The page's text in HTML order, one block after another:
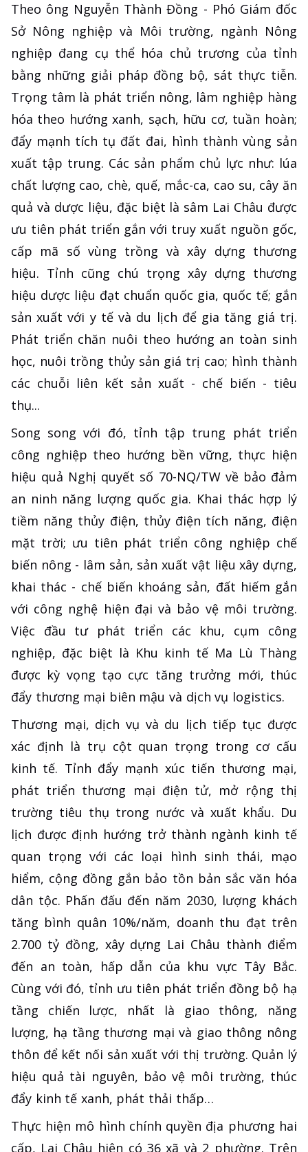
Theo ông Nguyễn Thành Đồng - Phó Giám đốc
Sở Nông nghiệp và Môi trường, ngành Nông
nghiệp đang cụ thể hóa chủ trương của tỉnh
bằng những giải pháp đồng bộ, sát thực tiễn.
Trọng tâm là phát triển nông, lâm nghiệp hàng
hóa theo hướng xanh, sạch, hữu cơ, tuần hoàn;
đẩy mạnh tích tụ đất đai, hình thành vùng sản
xuất tập trung. Các sản phẩm chủ lực như: lúa
chất lượng cao, chè, quế, mắc-ca, cao su, cây ăn
quả và dược liệu, đặc biệt là sâm Lai Châu được
ưu tiên phát triển gắn với truy xuất nguồn gốc,
cấp mã số vùng trồng và xây dựng thương
hiệu. Tỉnh cũng chú trọng xây dựng thương
hiệu dược liệu đạt chuẩn quốc gia, quốc tế; gắn
sản xuất với y tế và du lịch để gia tăng giá trị.
Phát triển chăn nuôi theo hướng an toàn sinh
học, nuôi trồng thủy sản giá trị cao; hình thành
các chuỗi liên kết sản xuất - chế biến - tiêu
thụ...
Song song với đó, tỉnh tập trung phát triển
công nghiệp theo hướng bền vững, thực hiện
hiệu quả Nghị quyết số 70-NQ/TW về bảo đảm
an ninh năng lượng quốc gia. Khai thác hợp lý
tiềm năng thủy điện, thủy điện tích năng, điện
mặt trời; ưu tiên phát triển công nghiệp chế
biến nông - lâm sản, sản xuất vật liệu xây dựng,
khai thác - chế biến khoáng sản, đất hiếm gắn
với công nghệ hiện đại và bảo vệ môi trường.
Việc đầu tư phát triển các khu, cụm công
nghiệp, đặc biệt là Khu kinh tế Ma Lù Thàng
được kỳ vọng tạo cực tăng trưởng mới, thúc
đẩy thương mại biên mậu và dịch vụ logistics.
Thương mại, dịch vụ và du lịch tiếp tục được
xác định là trụ cột quan trọng trong cơ cấu
kinh tế. Tỉnh đẩy mạnh xúc tiến thương mại,
phát triển thương mại điện tử, mở rộng thị
trường tiêu thụ trong nước và xuất khẩu. Du
lịch được định hướng trở thành ngành kinh tế
quan trọng với các loại hình sinh thái, mạo
hiểm, cộng đồng gắn bảo tồn bản sắc văn hóa
dân tộc. Phấn đấu đến năm 2030, lượng khách
tăng bình quân 10%/năm, doanh thu đạt trên
2.700 tỷ đồng, xây dựng Lai Châu thành điểm
đến an toàn, hấp dẫn của khu vực Tây Bắc.
Cùng với đó, tỉnh ưu tiên phát triển đồng bộ hạ
tầng chiến lược, nhất là giao thông, năng
lượng, hạ tầng thương mại và giao thông nông
thôn để kết nối sản xuất với thị trường. Quản lý
hiệu quả tài nguyên, bảo vệ môi trường, thúc
đẩy kinh tế xanh, phát thải thấp…
Thực hiện mô hình chính quyền địa phương hai
cấp, Lai Châu hiện có 36 xã và 2 phường. Trên